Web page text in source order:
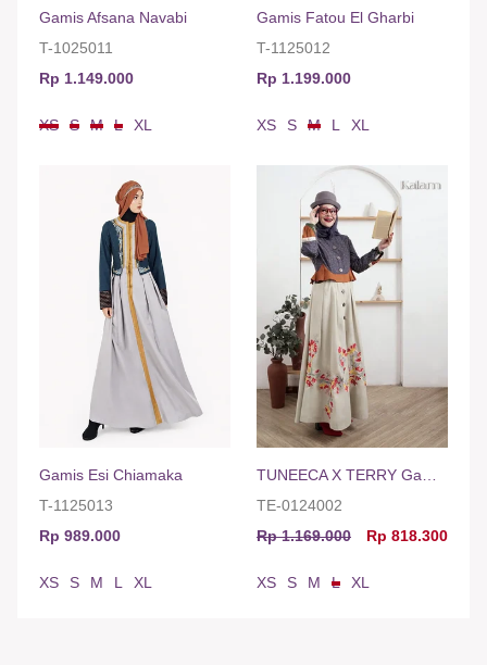
Gamis Afsana Navabi
T-1025011
Rp 1.149.000
XS S M L XL
Gamis Fatou El Gharbi
T-1125012
Rp 1.199.000
XS S M L XL
Gamis Esi Chiamaka
T-1125013
Rp 989.000
XS S M L XL
TE-0124002
Rp 1.169.000
Rp 818.300
XS S M L XL